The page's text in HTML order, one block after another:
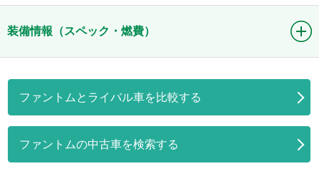
装備情報（スペック・燃費）
ファントムとライバル車を比較する
ファントムの中古車を検索する